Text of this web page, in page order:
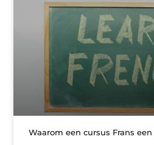
Waarom een cursus Frans